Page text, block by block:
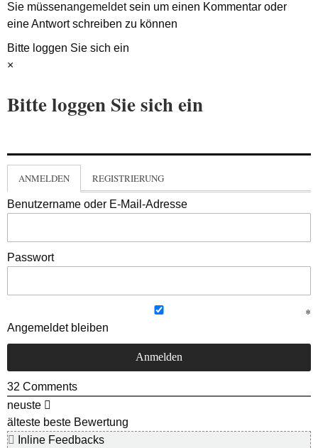
Sie müssenangemeldetsein um einen Kommentar oder
eine Antwort schreiben zu können
Bitte loggen Sie sich ein
×
Bitte loggen Sie sich ein
ANMELDEN REGISTRIERUNG
Benutzername oder E-Mail-Adresse
Passwort
Angemeldet bleiben
32 Comments
neuste
älteste beste Bewertung
Inline Feedbacks